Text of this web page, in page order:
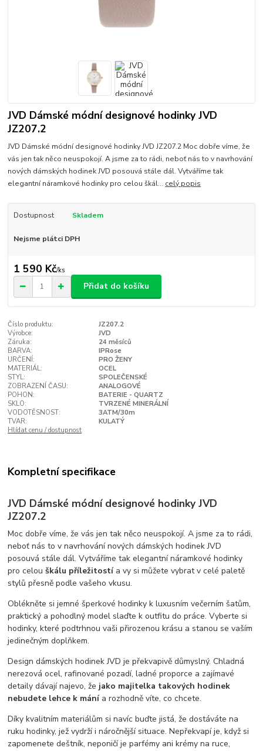
JVD Dámské módní designové hodinky JVD
JZ207.2
JVD Dámské módní designové hodinky JVD JZ207.2 Moc dobře víme, že
vás jen tak něco neuspokojí. A jsme za to rádi, neboť nás to v navrhování
nových dámských hodinek JVD posouvá stále dál. Vytváříme tak
elegantní náramkové hodinky pro celou škál... celý popis
Dostupnost Skladem
Nejsme plátci DPH
1 590 Kč/ks
Přidat do košíku
Číslo produktu:
JZ207.2
Výrobce:
JVD
Záruka:
24 měsíců
BARVA:
IPRose
URČENÍ:
PRO ŽENY
MATERIÁL:
OCEL
STYL:
SPOLEČENSKÉ
ZOBRAZENÍ ČASU:
ANALOGOVÉ
POHON:
BATERIE - QUARTZ
SKLO:
TVRZENÉ MINERÁLNÍ
VODOTĚSNOST:
3ATM/30m
TVAR:
KULATÝ
Hlídat cenu / dostupnost
Kompletní specifikace
JVD Dámské módní designové hodinky JVD
JZ207.2
Moc dobře víme, že vás jen tak něco neuspokojí. A jsme za to rádi,
neboť nás to v navrhování nových dámských hodinek JVD
posouvá stále dál. Vytváříme tak elegantní náramkové hodinky
pro celouškálu příležitostía vy si můžete vybrat v celé paletě
stylů přesně podle vašeho vkusu.
Oblékněte si jemné šperkové hodinky k luxusním večerním šatům,
praktický a pohodlný model slaďte k outfitu do práce. Vyberte si
hodinky, které podtrhnou vaši přirozenou krásu a stanou se vaším
jedinečným doplňkem.
Design dámských hodinek JVD je překvapivě důmyslný. Chladná
nerezová ocel, rafinované pozadí, ladné proporce a zajímavé
detaily dávají najevo, že jako majitelka takových hodinek
nebudete lehce k mánía rozhodně víte, co chcete.
Díky kvalitním materiálům si navíc buďte jistá, že dostáváte na
ruku hodinky, jež vydrží i náročnější situace. Nepřekvapí je, když si
zapomenete deštník, neponičí je parfémy ani krémy na ruce,